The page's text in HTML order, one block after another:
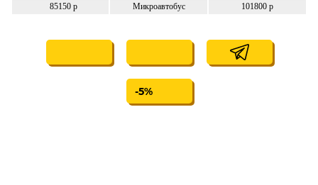
85150 р
Микроавтобус 101800 р
-5%